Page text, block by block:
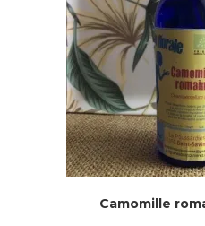
Camomille